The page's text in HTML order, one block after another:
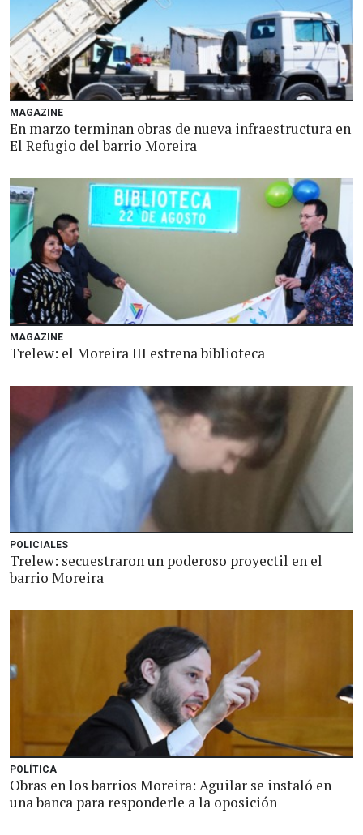
MAGAZINE
En marzo terminan obras de nueva infraestructura en
El Refugio del barrio Moreira
MAGAZINE
Trelew: el Moreira III estrena biblioteca
POLICIALES
Trelew: secuestraron un poderoso proyectil en el
barrio Moreira
POLÍTICA
Obras en los barrios Moreira: Aguilar se instaló en
una banca para responderle a la oposición